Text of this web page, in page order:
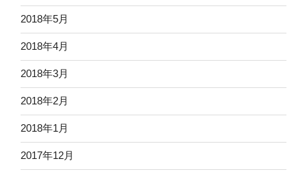
2018年5月
2018年4月
2018年3月
2018年2月
2018年1月
2017年12月